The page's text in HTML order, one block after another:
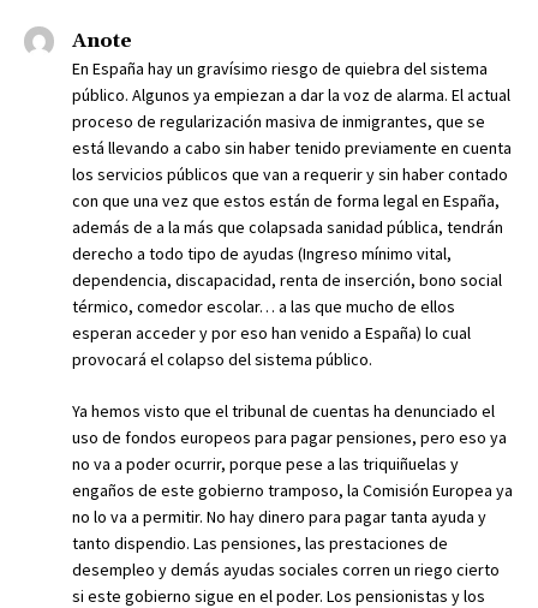
Anote
En España hay un gravísimo riesgo de quiebra del sistema
público. Algunos ya empiezan a dar la voz de alarma. El actual
proceso de regularización masiva de inmigrantes, que se
está llevando a cabo sin haber tenido previamente en cuenta
los servicios públicos que van a requerir y sin haber contado
con que una vez que estos están de forma legal en España,
además de a la más que colapsada sanidad pública, tendrán
derecho a todo tipo de ayudas (Ingreso mínimo vital,
dependencia, discapacidad, renta de inserción, bono social
térmico, comedor escolar… a las que mucho de ellos
esperan acceder y por eso han venido a España) lo cual
provocará el colapso del sistema público.
Ya hemos visto que el tribunal de cuentas ha denunciado el
uso de fondos europeos para pagar pensiones, pero eso ya
no va a poder ocurrir, porque pese a las triquiñuelas y
engaños de este gobierno tramposo, la Comisión Europea ya
no lo va a permitir. No hay dinero para pagar tanta ayuda y
tanto dispendio. Las pensiones, las prestaciones de
desempleo y demás ayudas sociales corren un riego cierto
si este gobierno sigue en el poder. Los pensionistas y los